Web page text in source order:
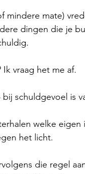
mindere mate)
dingen die je
vraag het me af.
schuldgevoel is
welke
het licht.
die regel